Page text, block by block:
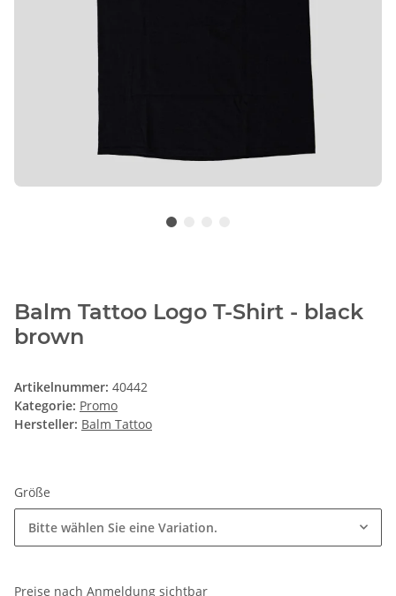
Balm Tattoo Logo T-Shirt - black
brown
Artikelnummer: 40442
Kategorie: Promo
Hersteller: Balm Tattoo
Größe
Bitte wählen Sie eine Variation.
Preise nach Anmeldung sichtbar